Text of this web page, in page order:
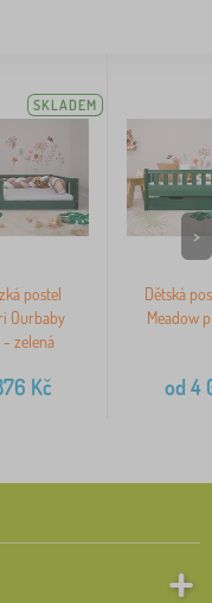
SKLADEM
postel
Ourbaby
- zelená
Kč
Dětská
Meadow
od 4
>